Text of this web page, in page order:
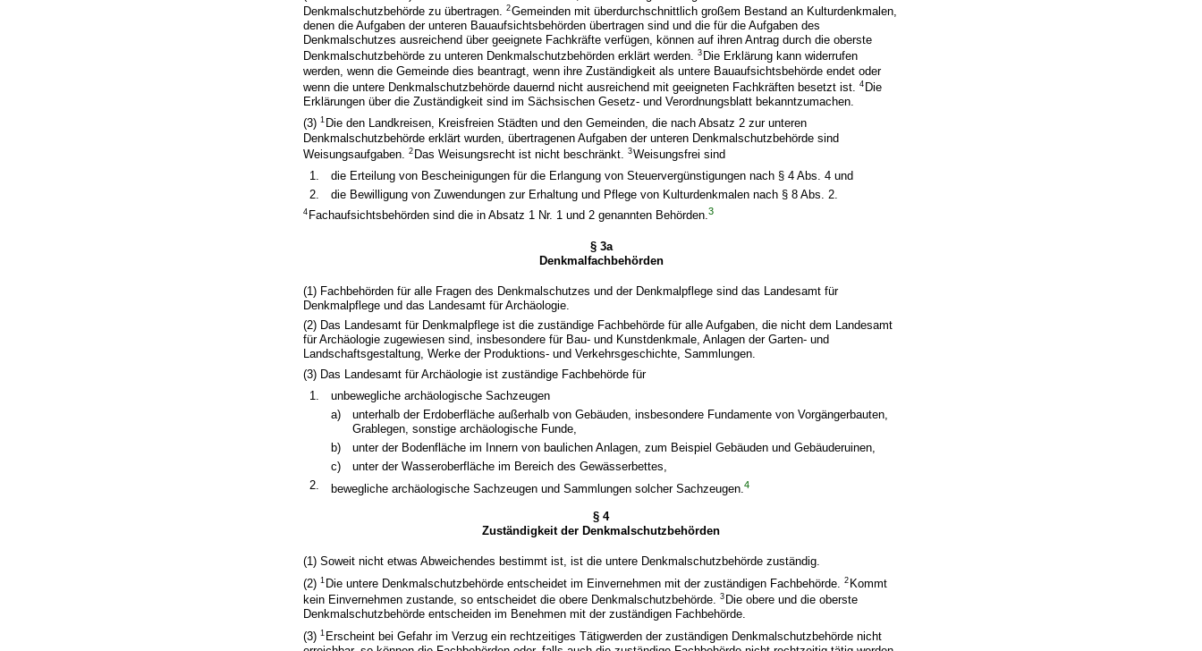
Denkmalschutzbehörde zu übertragen.2Gemeinden mit überdurchschnittlich großem Bestand an Kulturdenkmalen,
denen die Aufgaben der unteren Bauaufsichtsbehörden übertragen sind und die für die Aufgaben des
Denkmalschutzes ausreichend über geeignete Fachkräfte verfügen, können auf ihren Antrag durch die oberste
Denkmalschutzbehörde zu unteren Denkmalschutzbehörden erklärt werden.3 Die Erklärung kann widerrufen
werden, wenn die Gemeinde dies beantragt, wenn ihre Zuständigkeit als untere Bauaufsichtsbehörde endet oder
wenn die untere Denkmalschutzbehörde dauernd nicht ausreichend mit geeigneten Fachkräften besetzt ist.4 Die
Erklärungen über die Zuständigkeit sind im Sächsischen Gesetz- und Verordnungsblatt bekanntzumachen.
(3)1 Die den Landkreisen, Kreisfreien Städten und den Gemeinden, die nach Absatz 2 zur unteren
Denkmalschutzbehörde erklärt wurden, übertragenen Aufgaben der unteren Denkmalschutzbehörde sind
Weisungsaufgaben.2 Das Weisungsrecht ist nicht beschränkt.3Weisungsfrei sind
1.
die Erteilung von Bescheinigungen für die Erlangung von Steuervergünstigungen nach § 4 Abs. 4 und
2.
die Bewilligung von Zuwendungen zur Erhaltung und Pflege von Kulturdenkmalen nach § 8 Abs. 2.
4 Fachaufsichtsbehörden sind die in Absatz 1 Nr. 1 und 2 genannten Behörden.3
§ 3a
Denkmalfachbehörden
(1) Fachbehörden für alle Fragen des Denkmalschutzes und der Denkmalpflege sind das Landesamt für
Denkmalpflege und das Landesamt für Archäologie.
(2) Das Landesamt für Denkmalpflege ist die zuständige Fachbehörde für alle Aufgaben, die nicht dem Landesamt
für Archäologie zugewiesen sind, insbesondere für Bau- und Kunstdenkmale, Anlagen der Garten- und
Landschaftsgestaltung, Werke der Produktions- und Verkehrsgeschichte, Sammlungen.
(3) Das Landesamt für Archäologie ist zuständige Fachbehörde für
1.
unbewegliche archäologische Sachzeugen
a)
unterhalb der Erdoberfläche außerhalb von Gebäuden, insbesondere Fundamente von Vorgängerbauten,
Grablegen, sonstige archäologische Funde,
b)
unter der Bodenfläche im Innern von baulichen Anlagen, zum Beispiel Gebäuden und Gebäuderuinen,
c)
unter der Wasseroberfläche im Bereich des Gewässerbettes,
2.
bewegliche archäologische Sachzeugen und Sammlungen solcher Sachzeugen.4
§ 4
Zuständigkeit der Denkmalschutzbehörden
(1) Soweit nicht etwas Abweichendes bestimmt ist, ist die untere Denkmalschutzbehörde zuständig.
(2)1 Die untere Denkmalschutzbehörde entscheidet im Einvernehmen mit der zuständigen Fachbehörde.2 Kommt
kein Einvernehmen zustande, so entscheidet die obere Denkmalschutzbehörde.3 Die obere und die oberste
Denkmalschutzbehörde entscheiden im Benehmen mit der zuständigen Fachbehörde.
(3)1 Erscheint bei Gefahr im Verzug ein rechtzeitiges Tätigwerden der zuständigen Denkmalschutzbehörde nicht